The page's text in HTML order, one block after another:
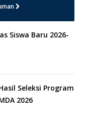
Siswa Baru 2026-
Seleksi Program
2026